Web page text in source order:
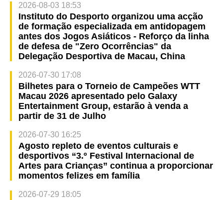
2026-08-03 18:53
Instituto do Desporto organizou uma acção
de formação especializada em antidopagem
antes dos Jogos Asiáticos - Reforço da linha
de defesa de "Zero Ocorrências" da
Delegação Desportiva de Macau, China
2026-07-30 17:08
Bilhetes para o Torneio de Campeões WTT
Macau 2026 apresentado pelo Galaxy
Entertainment Group, estarão à venda a
partir de 31 de Julho
2026-07-30 16:25
Agosto repleto de eventos culturais e
desportivos “3.º Festival Internacional de
Artes para Crianças” continua a proporcionar
momentos felizes em família
2026-07-29 18:05